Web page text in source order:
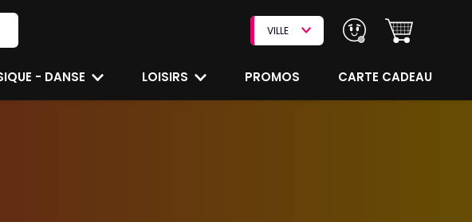
VILLE
- DANSE LOISIRS PROMOS CARTE CADEAU